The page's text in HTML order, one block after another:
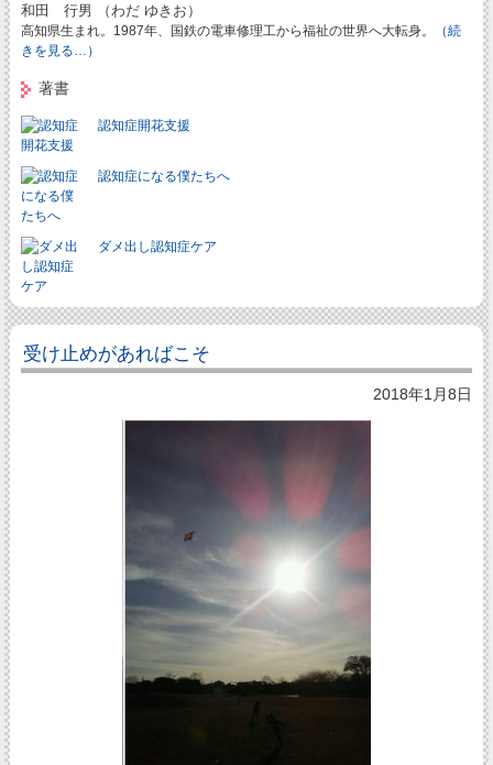
和田 行男 （わだ ゆきお）
高知県生まれ。1987年、国鉄の電車修理工から福祉の世界へ大転身。
（続
きを見る…）
著書
認知症開花支援
認知症になる僕たちへ
ダメ出し認知症ケア
受け止めがあればこそ
2018年1月8日